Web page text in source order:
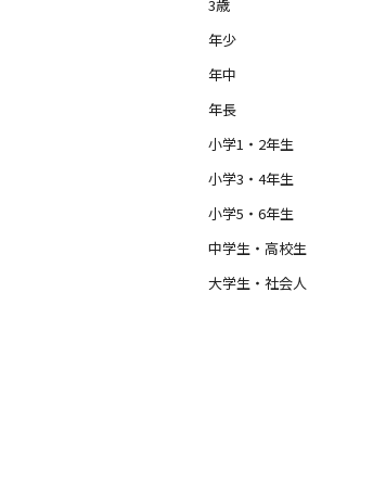
3歳
年少
年中
年長
小学1・2年生
小学3・4年生
小学5・6年生
中学生・高校生
大学生・社会人